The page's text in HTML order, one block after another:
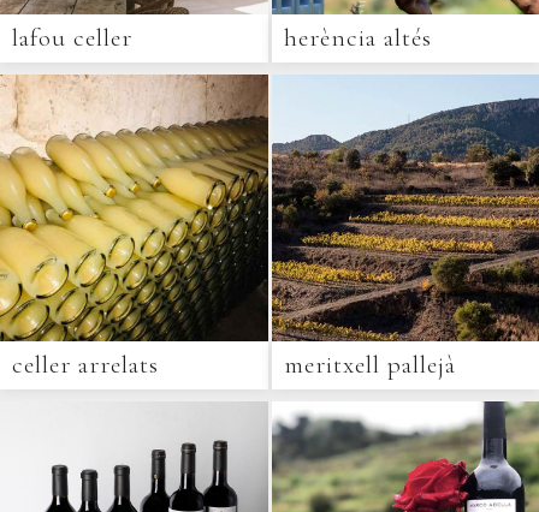
lafou celler herència altés
celler arrelats meritxell pallejà